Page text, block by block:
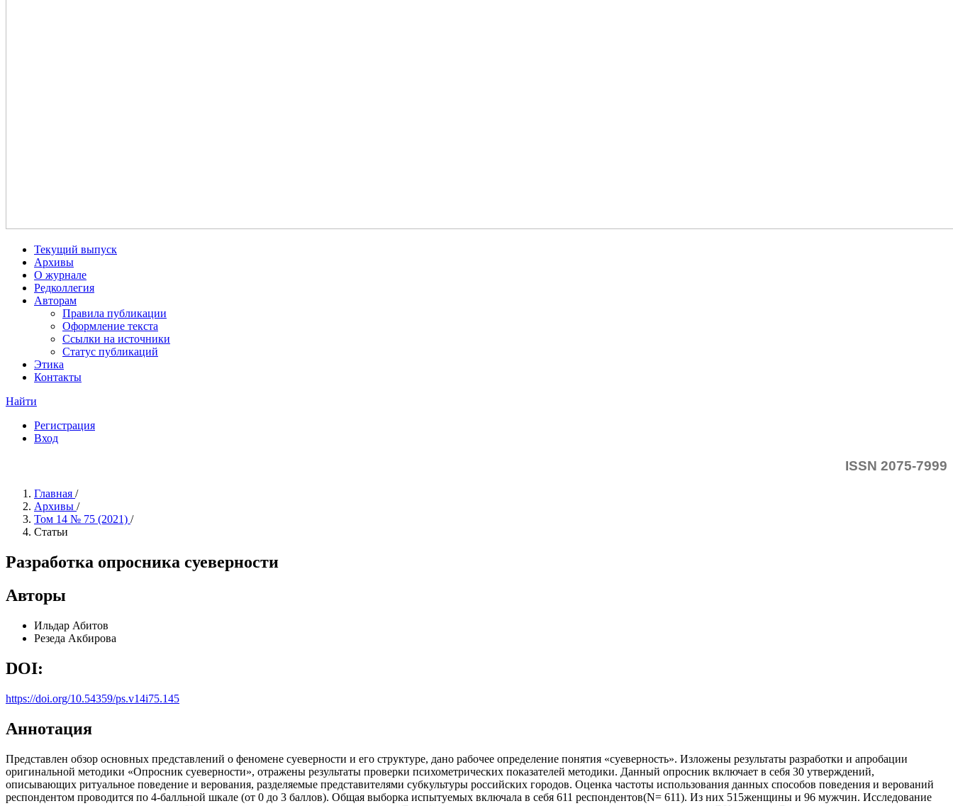
Текущий выпуск
Архивы
О журнале
Редколлегия
Авторам
Правила публикации
Оформление текста
Ссылки на источники
Статус публикаций
Этика
Контакты
Найти
Регистрация
Вход
ISSN 2075-7999
Главная /
Архивы /
Том 14 № 75 (2021) /
Статьи
Разработка опросника суеверности
Авторы
Ильдар Абитов
Резеда Акбирова
DOI:
https://doi.org/10.54359/ps.v14i75.145
Аннотация
Представлен обзор основных представлений о феномене суеверности и его структуре, дано рабочее определение понятия «суеверность». Изложены результаты разработки и апробации
оригинальной методики «Опросник суеверности», отражены результаты проверки психометрических показателей методики. Данный опросник включает в себя 30 утверждений,
описывающих ритуальное поведение и верования, разделяемые представителями субкультуры российских городов. Оценка частоты использования данных способов поведения и верований
респондентом проводится по 4-балльной шкале (от 0 до 3 баллов). Общая выборка испытуемых включала в себя 611 респондентов(N= 611). Из них 515женщины и 96 мужчин. Исследование